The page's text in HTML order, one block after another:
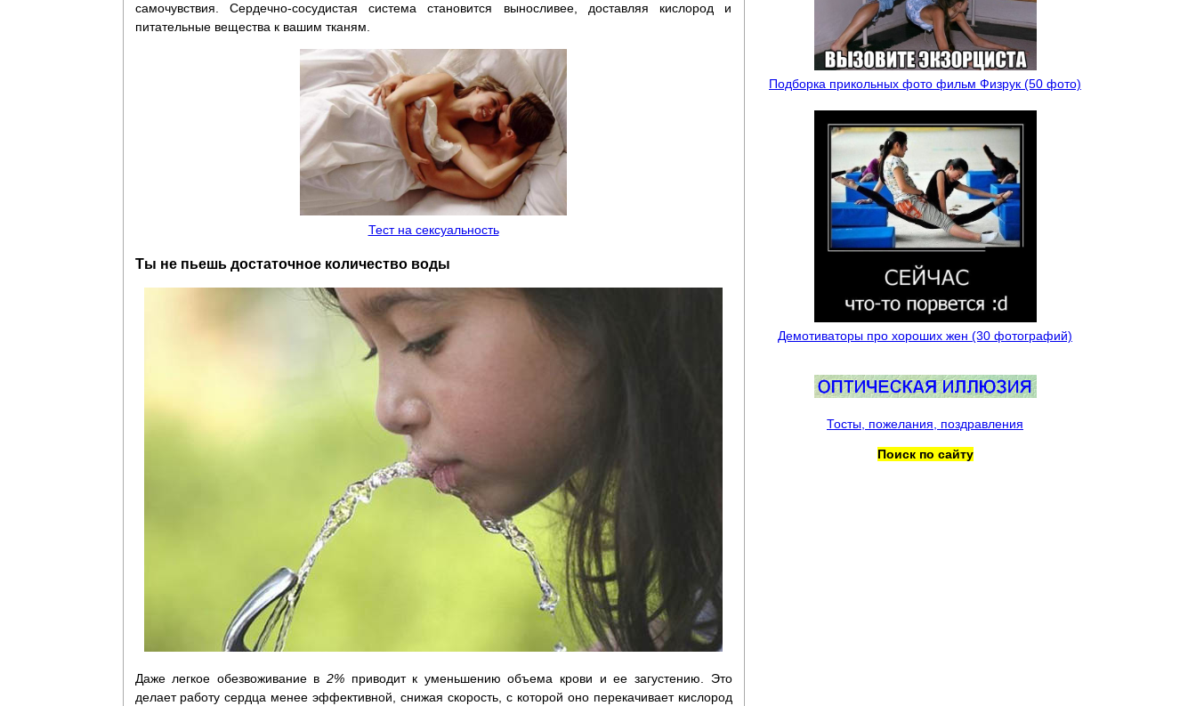
самочувствия. Сердечно-сосудистая система становится выносливее, доставляя кислород и
питательные вещества к вашим тканям.
Тест на сексуальность
Ты не пьешь достаточное количество воды
Даже легкое обезвоживание в 2% приводит к уменьшению объема крови и ее загустению. Это
делает работу сердца менее эффективной, снижая скорость, с которой оно перекачивает кислород
Подборка прикольных фото фильм Физрук (50 фото)
Демотиваторы про хороших жен (30 фотографий)
Тосты, пожелания, поздравления
Поиск по сайту